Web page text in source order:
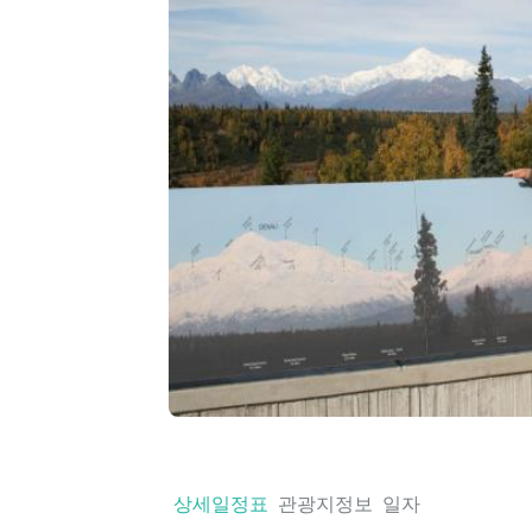
상세일정표 관광지정보 일자